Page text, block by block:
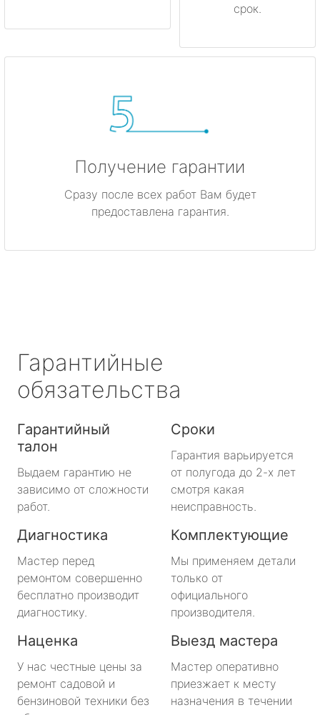
срок.
Получение гарантии
Сразу после всех работ Вам будет
предоставлена гарантия.
Гарантийные
обязательства
Гарантийный
талон
Выдаем гарантию не
зависимо от сложности
работ.
Сроки
Гарантия варьируется
от полугода до 2-х лет
смотря какая
неисправность.
Диагностика
Мастер перед
ремонтом совершенно
бесплатно производит
диагностику.
Комплектующие
Мы применяем детали
только от
официального
производителя.
Наценка
У нас честные цены за
ремонт садовой и
бензиновой техники без
Выезд мастера
Мастер оперативно
приезжает к месту
назначения в течении